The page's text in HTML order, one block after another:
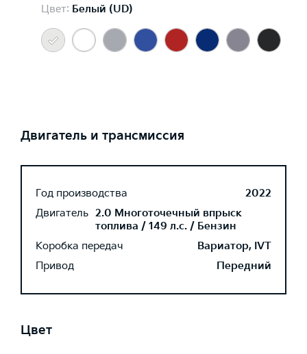
Цвет: Белый (UD)
Двигатель и трансмиссия
Год производства
2022
Двигатель 2.0 Многоточечный впрыск
топлива / 149 л.с. / Бензин
Коробка передач
Вариатор, IVT
Привод
Передний
Цвет